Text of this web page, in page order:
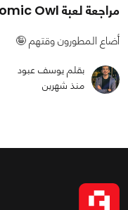
مراجعة لعبة Atomic Owl | لم يكفهم شرف المحاولة!
أضاع المطورون وقتهم 🤪
بقلم يوسف عبود
منذ شهرين